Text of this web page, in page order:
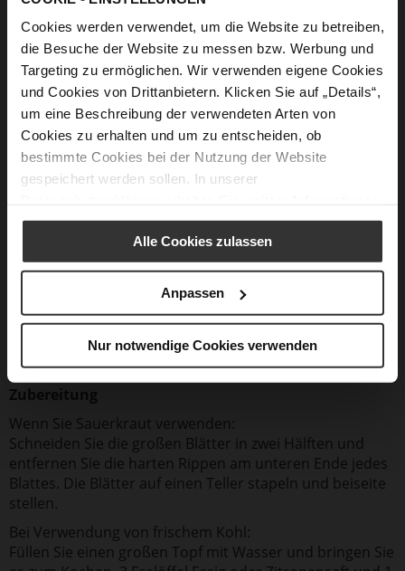
Cookies werden verwendet, um die Website zu betreiben,
die Besuche der Website zu messen bzw. Werbung und
Targeting zu ermöglichen. Wir verwenden eigene Cookies
und Cookies von Drittanbietern. Klicken Sie auf „Details“,
um eine Beschreibung der verwendeten Arten von
Cookies zu erhalten und um zu entscheiden, ob
bestimmte Cookies bei der Nutzung der Website
gespeichert werden sollen. In unserer
Alle Cookies zulassen
Anpassen
Nur notwendige Cookies verwenden
10 große Kohlblätter oder 20 kleine, frisch oder
eingelegt
1 große, fein gehackte Zwiebel
100 g Cremini-Pilze, fein gehackt
1 große Karotte, fein gehackt
1 1/3 Tasse/ 230 g Reis jeder Art
1/3 Tasse/ 50 g Rosinen wahlweise
2 EL Olivenöl
1 TL getrocknetes Bohnenkraut
1 EL frische, fein gehackte Petersilie, wahlweise
½ TL getrocknete Minze nach Belieben
Zubereitung
Wenn Sie Sauerkraut verwenden:
Schneiden Sie die großen Blätter in zwei Hälften und
entfernen Sie die harten Rippen am unteren Ende jedes
Blattes. Die Blätter auf einen Teller stapeln und beiseite
stellen.
Bei Verwendung von frischem Kohl:
Füllen Sie einen großen Topf mit Wasser und bringen Sie